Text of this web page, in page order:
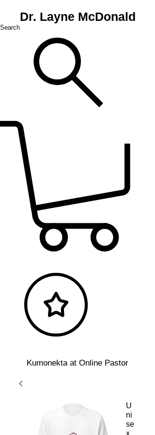
Dr. Layne McDonald
Search
Kumonekta at Online Pastor
U
ni
se
x